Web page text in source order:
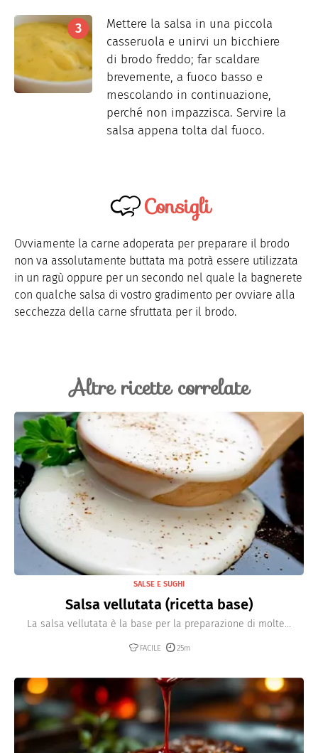
Mettere la salsa in una piccola
casseruola e unirvi un bicchiere
di brodo freddo; far scaldare
brevemente, a fuoco basso e
mescolando in continuazione,
perché non impazzisca. Servire la
salsa appena tolta dal fuoco.
Consigli
Ovviamente la carne adoperata per preparare il brodo
non va assolutamente buttata ma potrà essere utilizzata
in un ragù oppure per un secondo nel quale la bagnerete
con qualche salsa di vostro gradimento per ovviare alla
secchezza della carne sfruttata per il brodo.
Altre ricette correlate
SALSE E SUGHI
Salsa vellutata (ricetta base)
La salsa vellutata è la base per la preparazione di molte...
FACILE 25m